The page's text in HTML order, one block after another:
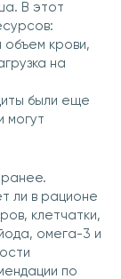
В этот
объем крови,
на
были еще
могут
ли в рационе
клетчатки,
омега-3 и
по